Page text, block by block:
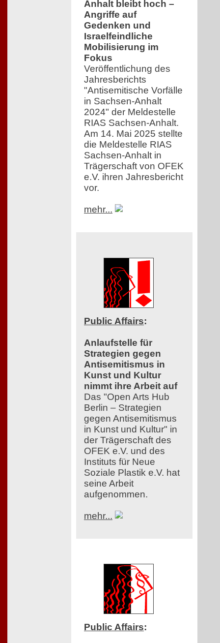
Anhalt bleibt hoch –
Angriffe auf
Gedenken und
Israelfeindliche
Mobilisierung im
Fokus
Veröffentlichung des
Jahresberichts
"Antisemitische Vorfälle
in Sachsen-Anhalt
2024" der Meldestelle
RIAS Sachsen-Anhalt.
Am 14. Mai 2025 stellte
die Meldestelle RIAS
Sachsen-Anhalt in
Trägerschaft von OFEK
e.V. ihren Jahresbericht
vor.
mehr...
Public Affairs:
Anlaufstelle für
Strategien gegen
Antisemitismus in
Kunst und Kultur
nimmt ihre Arbeit auf
Das "Open Arts Hub
Berlin – Strategien
gegen Antisemitismus
in Kunst und Kultur" in
der Trägerschaft des
OFEK e.V. und des
Instituts für Neue
Soziale Plastik e.V. hat
seine Arbeit
aufgenommen.
mehr...
Public Affairs: